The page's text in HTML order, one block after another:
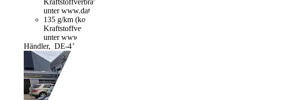
Kraftstoffverbrauch, die CO2-Emissionen und den Stromverbrauch neuer
unter www.dat.de unentgeltlich erhältlich ist.
135 g/km (komb.)
Weitere Informationen zum offiziellen Kraftstoffverbrauch und
Kraftstoffverbrauch, die CO2-Emissionen und den Stromverbrauch neuer
unter www.dat.de unentgeltlich erhältlich ist.
Händler, DE-41066 Mönchengladbach